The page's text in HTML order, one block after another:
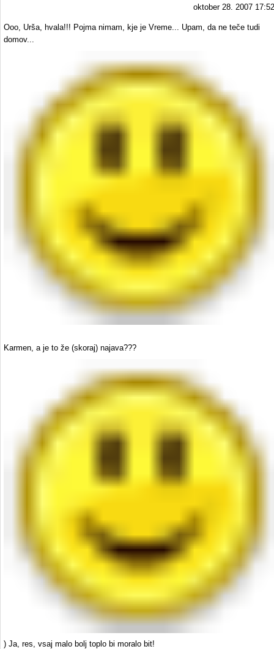
oktober 28. 2007 17:52
Ooo, Urša, hvala!!! Pojma nimam, kje je Vreme... Upam, da ne teče tudi
domov...
Karmen, a je to že (skoraj) najava???
) Ja, res, vsaj malo bolj toplo bi moralo bit!